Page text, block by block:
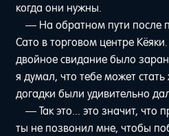
когда они нужны.
— На обратном пути после
Сато в торговом центре
двойное свидание было
я думал, что тебе может
догадки были удивительно
— Так это... это значит, что
ты не позвонил мне, чтобы